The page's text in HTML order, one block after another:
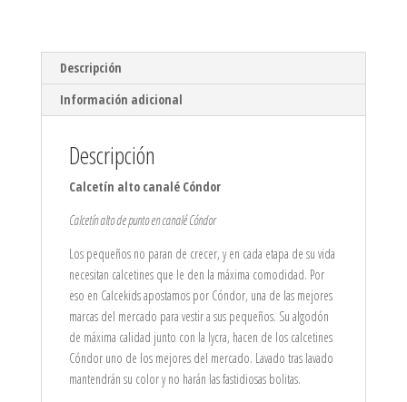
Descripción
Información adicional
Descripción
Calcetín alto canalé Cóndor
Calcetín alto de punto en canalé Cóndor
Los pequeños no paran de crecer, y en cada etapa de su vida
necesitan calcetines que le den la máxima comodidad. Por
eso en Calcekids apostamos por Cóndor, una de las mejores
marcas del mercado para vestir a sus pequeños. Su algodón
de máxima calidad junto con la lycra, hacen de los calcetines
Cóndor uno de los mejores del mercado. Lavado tras lavado
mantendrán su color y no harán las fastidiosas bolitas.